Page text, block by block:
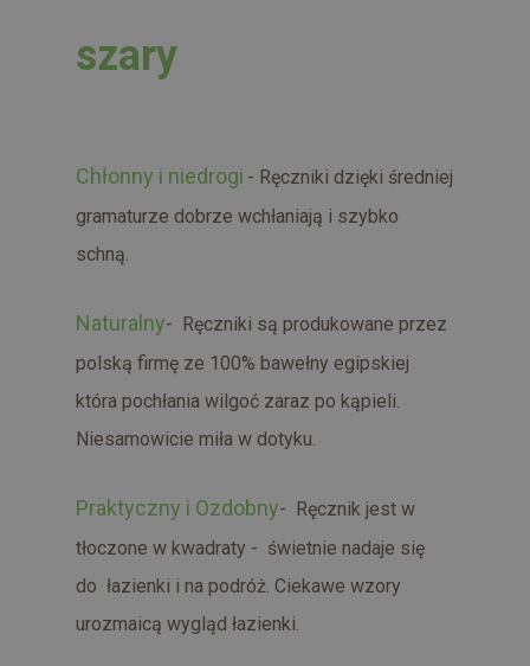
szary
Chłonny i niedrogi - Ręczniki dzięki średniej
gramaturze dobrze wchłaniają i szybko
schną.
Naturalny- Ręczniki są produkowane przez
polską firmę ze 100% bawełny egipskiej
która pochłania wilgoć zaraz po kąpieli.
Niesamowicie miła w dotyku.
Praktyczny i Ozdobny- Ręcznik jest w
tłoczone w kwadraty - świetnie nadaje się
do łazienki i na podróż. Ciekawe wzory
urozmaicą wygląd łazienki.